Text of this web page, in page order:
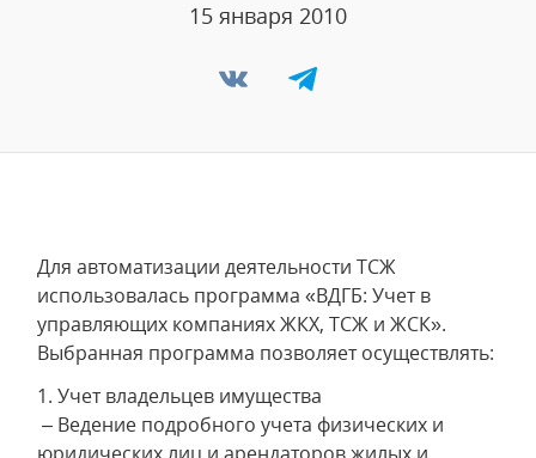
15 января 2010
Для автоматизации деятельности ТСЖ
использовалась программа «ВДГБ: Учет в
управляющих компаниях ЖКХ, ТСЖ и ЖСК».
Выбранная программа позволяет осуществлять:
1. Учет владельцев имущества
– Ведение подробного учета физических и